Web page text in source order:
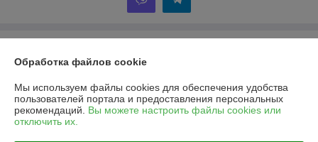
«АрлисБай»
223053, Минский р-н, д. Боровая, 3, АБК, кабинет № 7
Регистрационный номер ЕГР: 692237957
УНП: 692237957
Обработка файлов cookie
Мы используем файлы cookies для обеспечения удобства
пользователей портала и предоставления персональных
рекомендаций. Вы можете настроить файлы cookies или
отключить их.